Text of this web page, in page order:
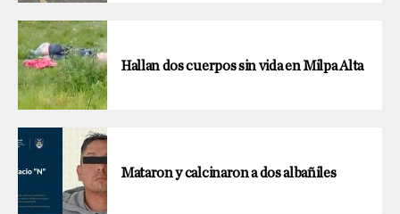
Hallan dos cuerpos sin vida en Milpa Alta
Mataron y calcinaron a dos albañiles